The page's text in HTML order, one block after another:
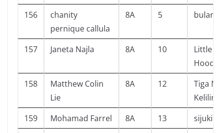
156
chanity
pernique callula
8A 5 bulan
157 Janeta Najla 8A 10
Little
Hood
158
Matthew Colin
Lie
8A 12
Tiga
159
Mohamad Farrel 8A 13
sijuki